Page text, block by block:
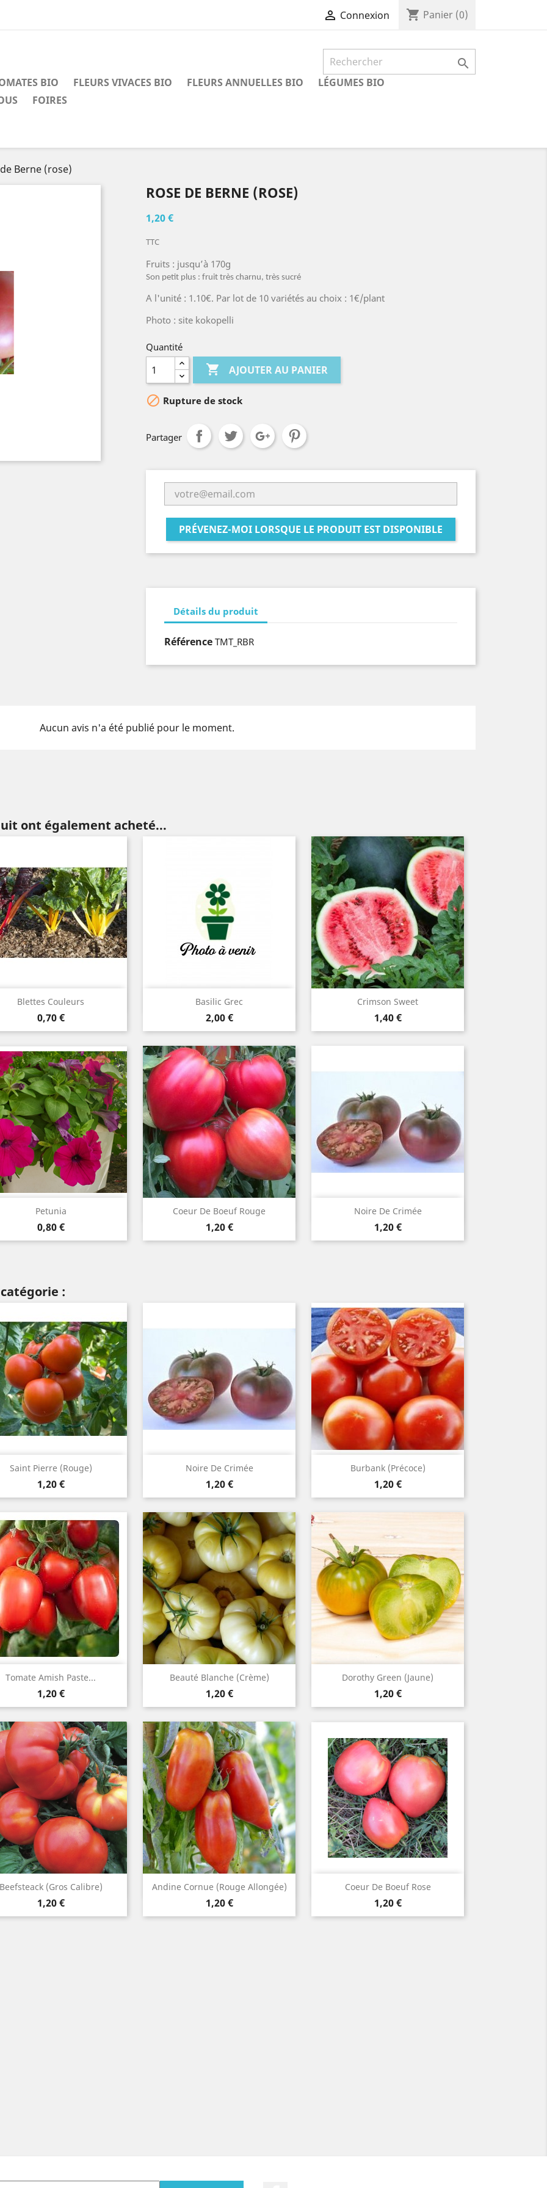
 Connexion shopping_cart Panier (0)

BIO FLEURS VIVACES BIO FLEURS ANNUELLES BIO
LÉGUMES BIO
FOIRES
Berne (rose)
ROSE DE BERNE (ROSE)
1,20 €
TTC
Fruits : jusqu’à 170g
Son petit plus : fruit très charnu, très sucré
A l'unité : 1.10€. Par lot de 10 variétés au choix : 1€/plant
Photo : site kokopelli
Quantité
 AJOUTER AU PANIER
 Rupture de stock
Partager
PRÉVENEZ-MOI LORSQUE LE PRODUIT EST DISPONIBLE
Détails du produit
Référence TMT_RBR
Aucun avis n'a été publié pour le moment.
ont également acheté...
Blettes Couleurs
Prix
0,70 €
Aperçu rapide Basilic Grec
Prix
2,00 €
Aperçu rapide Crimson Sweet
Prix
1,40 €
Aperçu rapide
Petunia
Prix
0,80 €
Aperçu rapide Coeur De Boeuf Rouge
Prix
1,20 €
Aperçu rapide Noire De Crimée
Prix
1,20 €
Aperçu rapide
:
Saint Pierre (rouge)
Prix
1,20 €
Aperçu rapide Noire De Crimée
Prix
1,20 €
Aperçu rapide Burbank (précoce)
Prix
1,20 €
Aperçu rapide
Tomate Amish Paste...
Prix
1,20 €
Aperçu rapide Beauté Blanche (crème)
Prix
1,20 €
Aperçu rapide Dorothy Green (jaune)
Prix
1,20 €
Aperçu rapide
Beefsteack (gros Calibre)
Prix
1,20 €
Aperçu rapide Andine Cornue (rouge Allongée)
Prix
1,20 €
Aperçu rapide Coeur De Boeuf Rose
Prix
1,20 €
Aperçu rapide